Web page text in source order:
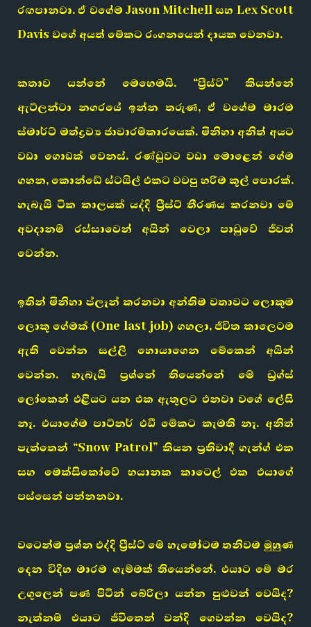
රඟපානවා. ඒ වගේම Jason Mitchell සහ Lex Scott
Davis වගේ අයත් මේකට රංගනයෙන් දායක වෙනවා.
කතාව යන්නේ මෙහෙමයි. “ප්‍රීස්ට්” කියන්නේ
ඇට්ලන්ටා නගරයේ ඉන්න තරුණ, ඒ වගේම මාරම
ස්මාර්ට් මත්ද්‍රව්‍ය ජාවාරම්කාරයෙක්. මිනිහා අනිත් අයට
වඩා ගොඩක් වෙනස්. රණ්ඩුවට වඩා මොළෙන් ගේම
ගහන, කොන්ඩේ ස්ටයිල් එකට වවපු හරිම කූල් පොරක්.
හැබැයි ටික කාලයක් යද්දි ප්‍රීස්ට් තීරණය කරනවා මේ
අවදානම් රස්සාවෙන් අයින් වෙලා පාඩුවේ ජීවත්
වෙන්න.
ඉතින් මිනිහා ප්ලෑන් කරනවා අන්තිම වතාවට ලොකුම
ලොකු ගේමක් (One last job) ගහලා, ජීවිත කාලෙටම
ඇති වෙන්න සල්ලි හොයාගෙන මේකෙන් අයින්
වෙන්න. හැබැයි ප්‍රශ්නේ තියෙන්නේ මේ ඩ්‍රග්ස්
ලෝකෙන් එළියට යන එක ඇතුලට එනවා වගේ ලේසි
නෑ. එයාගේම පාට්නර් එඩී මේකට කැමති නෑ. අනිත්
පැත්තෙන් “Snow Patrol” කියන ප්‍රතිවාදී ගැන්ග් එක
සහ මෙක්සිකෝවේ භයානක කාටෙල් එක එයාගේ
පස්සෙන් පන්නනවා.
වටෙන්ම ප්‍රශ්න එද්දි ප්‍රීස්ට් මේ හැමෝටම තනිවම මුහුණ
දෙන විදිහ මාරම ගැම්මක් තියෙන්නේ. එයාට මේ මර
උගුලෙන් පණ පිටින් බේරිලා යන්න පුළුවන් වෙයිද?
නැත්නම් එයාට ජීවිතෙන් වන්දි ගෙවන්න වෙයිද?